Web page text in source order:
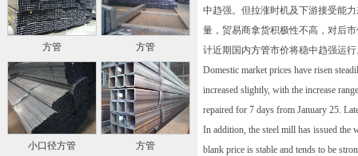
方管 方管
小口径方管 方管
中趋强。但拉涨时机及下游接受能
量，贸易商拿货积极性不高，对后
计近期国内方管市价将稳中趋强运
Domestic market prices have risen
increased slightly, with the increase
repaired for 7 days from January 25.
In addition, the steel mill has issued the
blank price is stable and tends to be